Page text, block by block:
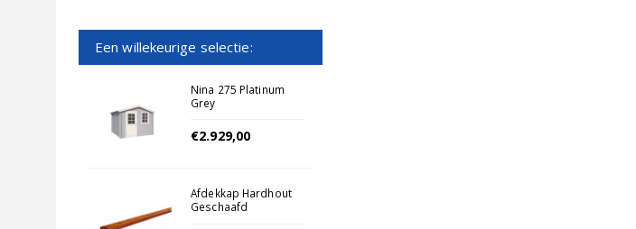
Een willekeurige selectie:
Nina 275 Platinum
Grey
€2.929,00
Afdekkap Hardhout
Geschaafd